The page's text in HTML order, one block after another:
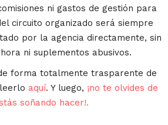
ni gastos de gestión para
circuito organizado será siempre
por la agencia directamente, sin
ni suplementos abusivos.
forma totalmente trasparente de
aquí. Y luego, ¡no te olvides de
soñando hacer!.